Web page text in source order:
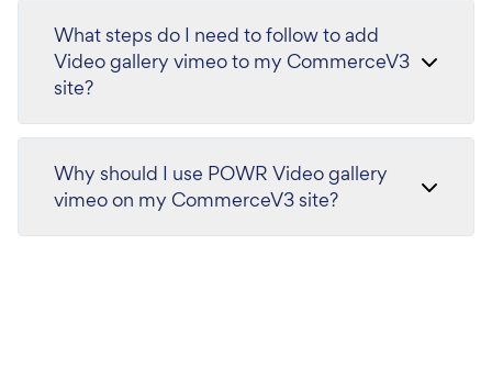
What steps do I need to follow to add
Video gallery vimeo to my CommerceV3
site?
Why should I use POWR Video gallery
vimeo on my CommerceV3 site?